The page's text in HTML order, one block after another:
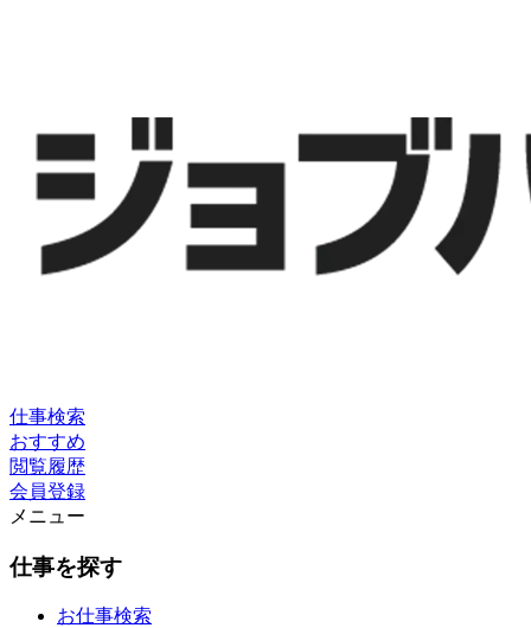
仕事検索
おすすめ
閲覧履歴
会員登録
メニュー
仕事を探す
お仕事検索